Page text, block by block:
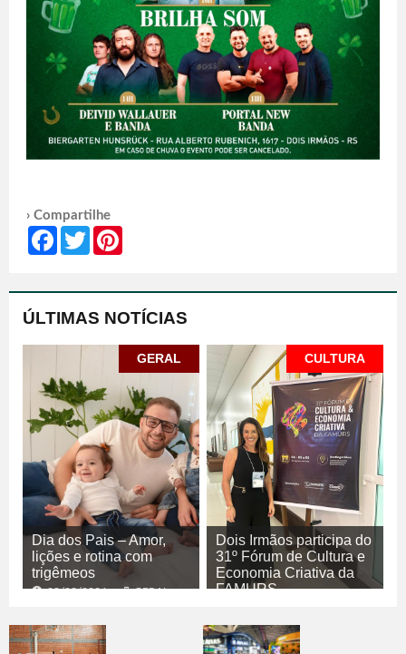
› Compartilhe
FacebookTwitter
ÚLTIMAS NOTÍCIAS
GERAL
Dia dos Pais – Amor,
lições e rotina com
trigêmeos
08/08/2026 GERAL
CULTURA
Dois Irmãos participa do
31º Fórum de Cultura e
Economia Criativa da
FAMURS
CULTURA